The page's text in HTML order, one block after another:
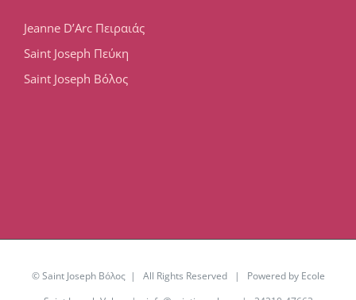
Jeanne D’Arc Πειραιάς
Saint Joseph Πεύκη
Saint Joseph Βόλος
© Saint Joseph Βόλος | All Rights Reserved | Powered by Ecole